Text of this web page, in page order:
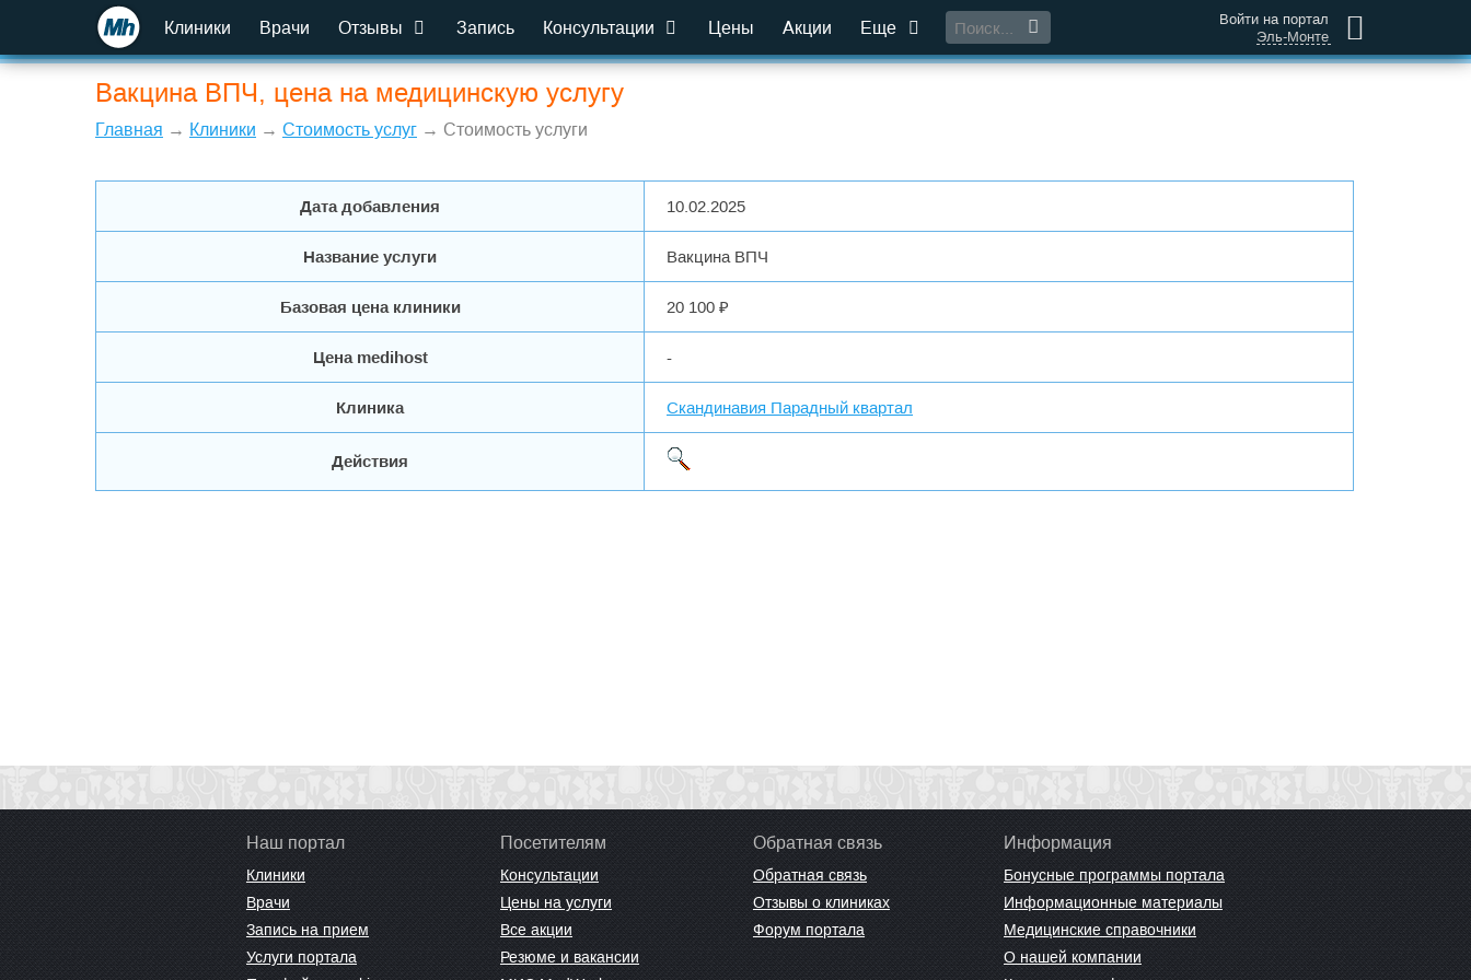
Клиники Врачи Отзывы Запись Консультации Цены Акции Еще
Войти на портал
Эль-Монте
Вакцина ВПЧ, цена на медицинскую услугу
Главная → Клиники → Стоимость услуг → Стоимость услуги
Дата добавления 10.02.2025
Название услуги Вакцина ВПЧ
Базовая цена клиники 20 100 ₽
Цена medihost -
Клиника Скандинавия Парадный квартал
Действия
Наш портал
Клиники
Врачи
Запись на прием
Услуги портала
Посетителям
Консультации
Цены на услуги
Все акции
Резюме и вакансии
Обратная связь
Обратная связь
Отзывы о клиниках
Форум портала
Информация
Бонусные программы портала
Информационные материалы
Медицинские справочники
О нашей компании